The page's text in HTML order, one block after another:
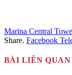
Marina Central
Share. Facebook
BÀI LIÊN QUAN